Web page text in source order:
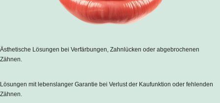
Ästhetische Lösungen bei Verfärbungen, Zahnlücken oder abgebrochenen
Zähnen.
Lösungen mit lebenslanger Garantie bei Verlust der Kaufunktion oder fehlenden
Zähnen.